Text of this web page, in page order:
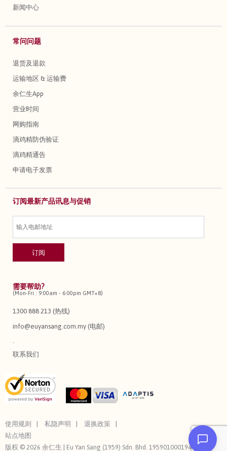
新闻中心
常问问题
退货及退款
运输地区 & 运输费
余仁生App
营业时间
网购指南
滴鸡精防伪验证
滴鸡精通告
申请电子发票
订阅最新产品讯息与促销
需要帮助?
(Mon-Fri : 9:00am - 6:00pm GMT+8)
1300 888 213 (热线)
info@euyansang.com.my (电邮)
联系我们
使用规则 私隐声明
退换政策
站点地图
版权 © 2026 余仁生 | Eu Yan Sang (1959) Sdn. Bhd. 195901000194 (3544-